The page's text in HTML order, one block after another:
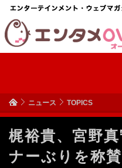
ニュース TOPICS
梶裕貴、宮野
ナーぶりを称